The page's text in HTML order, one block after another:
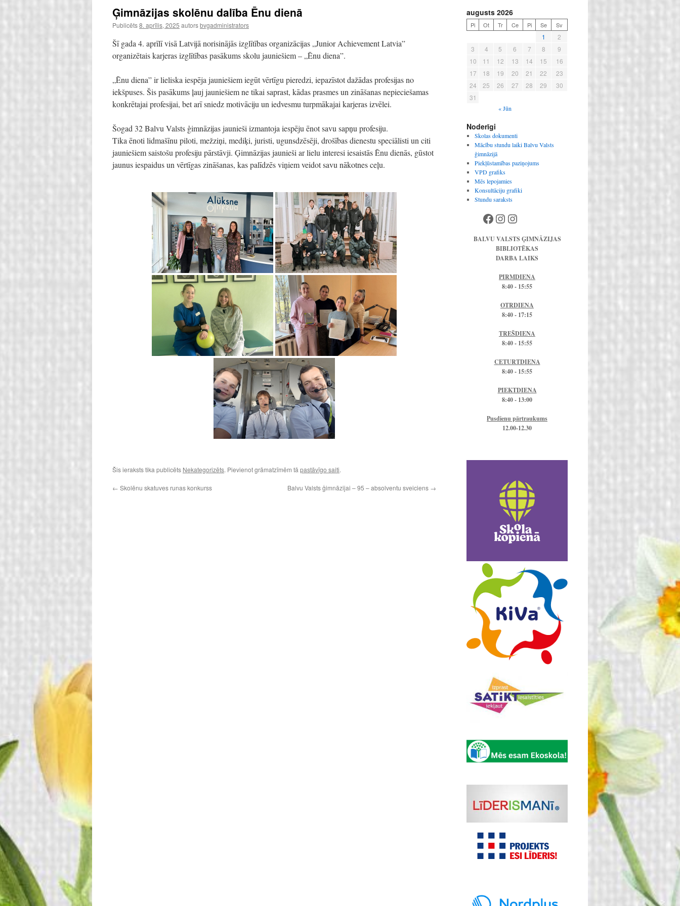
Ģimnāzijas skolēnu dalība Ēnu dienā
Publicēts8. aprīlis, 2025 autorsbvgadministrators
Šī gada 4. aprīlī visā Latvijā norisinājās izglītības organizācijas „Junior Achievement Latvia”
organizētais karjeras izglītības pasākums skolu jauniešiem – „Ēnu diena”.
„Ēnu diena” ir lieliska iespēja jauniešiem iegūt vērtīgu pieredzi, iepazīstot dažādas profesijas no
iekšpuses. Šis pasākums ļauj jauniešiem ne tikai saprast, kādas prasmes un zināšanas nepieciešamas
konkrētajai profesijai, bet arī sniedz motivāciju un iedvesmu turpmākajai karjeras izvēlei.
Šogad 32 Balvu Valsts ģimnāzijas jaunieši izmantoja iespēju ēnot savu sapņu profesiju.
Tika ēnoti lidmašīnu piloti, mežziņi, mediķi, juristi, ugunsdzēsēji, drošības dienestu speciālisti un citi
jauniešiem saistošu profesiju pārstāvji. Ģimnāzijas jaunieši ar lielu interesi iesaistās Ēnu dienās, gūstot
jaunus iespaidus un vērtīgas zināšanas, kas palīdzēs viņiem veidot savu nākotnes ceļu.
Šis ieraksts tika publicēts Nekategorizēts. Pievienot grāmatzīmēm tā pastāvīgo saiti.
← Skolēnu skatuves runas konkurss Balvu Valsts ģimnāzijai – 95 – absolventu sveiciens →
augusts 2026
Pi Ot Tr Ce Pi Se Sv
1
2
3
4 5 6 7 8
9
10
11 12 13 14 15
16
17
18 19 20 21 22
23
24
25 26 27 28 29
30
31
« Jūn
Noderīgi
Skolas dokumenti
Mācību stundu laiki Balvu Valsts
ģimnāzijā
Piekļūstamības paziņojums
VPD grafiks
Mēs lepojamies
Konsultāciju grafiki
Stundu saraksts
Facebook
Instagram
Instagram
BALVU VALSTS ĢIMNĀZIJAS
BIBLIOTĒKAS
DARBA LAIKS
PIRMDIENA
8:40 - 15:55
OTRDIENA
8:40 - 17:15
TREŠDIENA
8:40 - 15:55
CETURTDIENA
8:40 - 15:55
PIEKTDIENA
8:40 - 13:00
Pusdienu pārtraukums
12.00-12.30